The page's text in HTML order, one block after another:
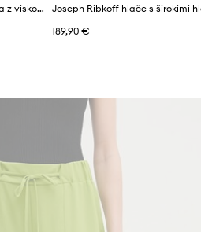
Joseph Ribkoff trenirka ženska z viskozo
189,90 €